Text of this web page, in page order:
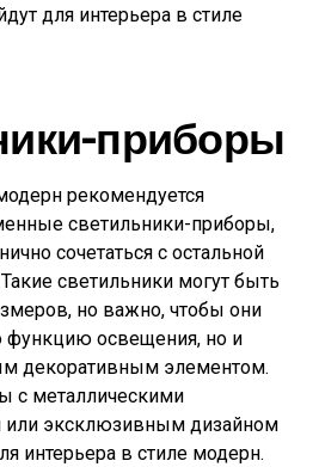
для интерьера в стиле
приборы
рекомендуется
светильники-приборы,
сочетаться с остальной
светильники могут быть
но важно, чтобы они
функцию освещения, но и
декоративным элементом.
с металлическими
или эксклюзивным дизайном
интерьера в стиле модерн.